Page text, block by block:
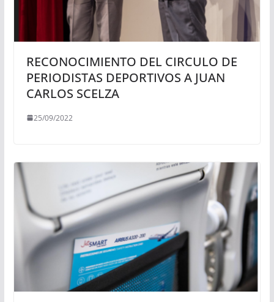
RECONOCIMIENTO DEL CIRCULO DE
PERIODISTAS DEPORTIVOS A JUAN
CARLOS SCELZA
25/09/2022